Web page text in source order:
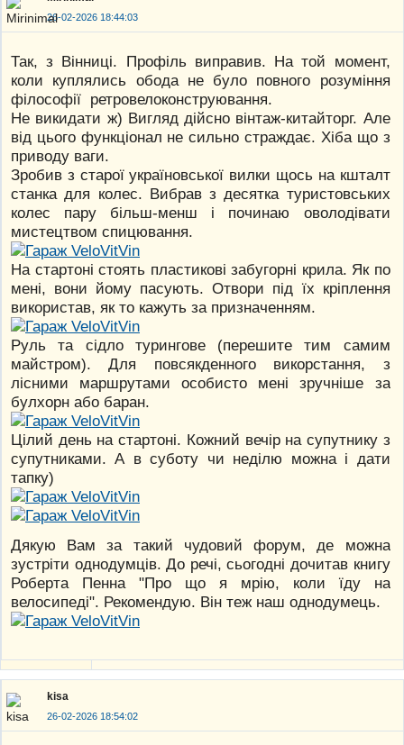
26-02-2026 18:44:03
Так, з Вінниці. Профіль виправив. На той момент,
коли куплялись обода не було повного розуміння
філософії ретровелоконструювання.
Не викидати ж) Вигляд дійсно вінтаж-китайторг. Але
від цього функціонал не сильно страждає. Хіба що з
приводу ваги.
Зробив з старої україновської вилки щось на кшталт
станка для колес. Вибрав з десятка туристовських
колес пару більш-менш і починаю оволодівати
мистецтвом спицювання.
На стартоні стоять пластикові забугорні крила. Як по
мені, вони йому пасують. Отвори під їх кріплення
використав, як то кажуть за призначенням.
Руль та сідло турингове (перешите тим самим
майстром). Для повсякденного викорстання, з
лісними маршрутами особисто мені зручніше за
булхорн або баран.
Цілий день на стартоні. Кожний вечір на супутнику з
супутниками. А в суботу чи неділю можна і дати
тапку)
Дякую Вам за такий чудовий форум, де можна
зустріти однодумців. До речі, сьогодні дочитав книгу
Роберта Пенна "Про що я мрію, коли їду на
велосипеді". Рекомендую. Він теж наш однодумець.
kisa
26-02-2026 18:54:02